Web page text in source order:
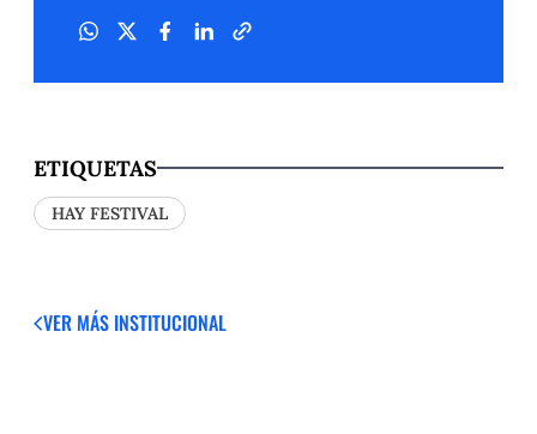
ETIQUETAS
HAY FESTIVAL
VER MÁS INSTITUCIONAL